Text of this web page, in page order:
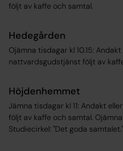
följt av kaffe och samtal.
Hedegården
Ojämna tisdagar kl 10.15: Andakt
nattvardsgudstjänst följt av
Höjdenhemmet
Jämna tisdagar kl 11: Andakt
följt av kaffe och samtal.
Studiecirkel: "Det goda samtalet."